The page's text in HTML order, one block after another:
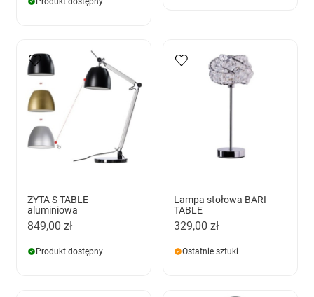
ZYTA S TABLE
aluminiowa
849,00 zł
Produkt dostępny
Lampa stołowa BARI
TABLE
329,00 zł
Ostatnie sztuki